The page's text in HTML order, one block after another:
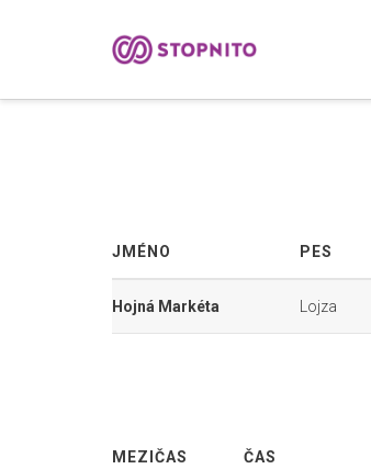
JMÉNO PES
Hojná Markéta Lojza
MEZIČAS ČAS